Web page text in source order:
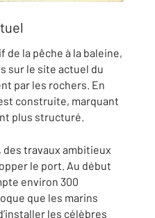
de la pêche à la baleine,
sur le site actuel du
par les rochers. En
construite, marquant
plus structuré.
des travaux ambitieux
le port. Au début
environ 300
que les marins
les célèbres